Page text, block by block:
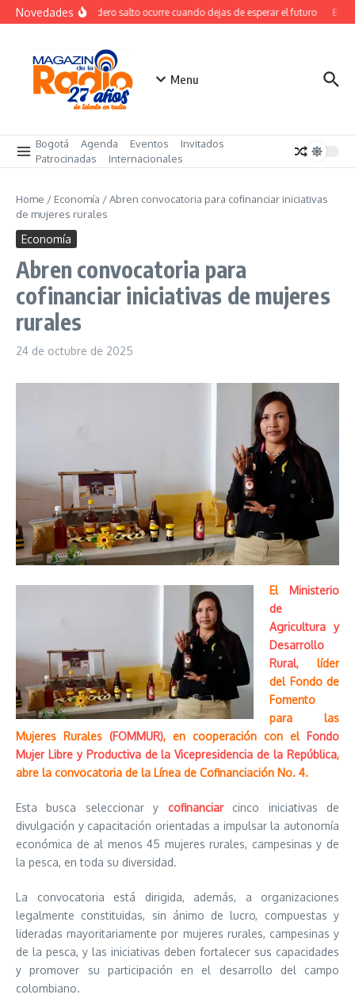
Saltar al contenido
NovedadesEl verdadero salto ocurre cuando dejas de esperar el futuro El
Menu
Bogotá Agenda Eventos
Invitados
Patrocinadas
Internacionales
Home / Economía /Abren convocatoria para cofinanciar iniciativas
de mujeres rurales
Economía
Abren convocatoria para
cofinanciar iniciativas de mujeres
rurales
24 de octubre de 2025
El Ministerio
de
Agricultura y
Desarrollo
Rural, líder
del Fondo de
Fomento
para las
Mujeres Rurales (FOMMUR), en cooperación con el Fondo
Mujer Libre y Productiva de la Vicepresidencia de la República,
abre la convocatoria de la Línea de Cofinanciación No. 4.
Esta busca seleccionar y cofinanciarcinco iniciativas de
divulgación y capacitación orientadas a impulsar la autonomía
económica de al menos 45 mujeres rurales, campesinas y de
la pesca, en toda su diversidad.
La convocatoria está dirigida, además, a organizaciones
legalmente constituidas, sin ánimo de lucro, compuestas y
lideradas mayoritariamente por mujeres rurales, campesinas y
de la pesca, y las iniciativas deben fortalecer sus capacidades
y promover su participación en el desarrollo del campo
colombiano.